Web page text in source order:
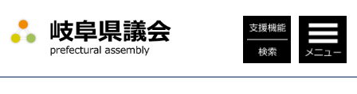
ジ
先
ュ
を